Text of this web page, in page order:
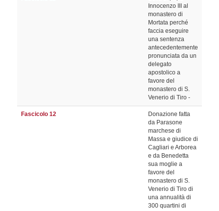
Innocenzo III al
monastero di
Mortata perché
faccia eseguire
una sentenza
antecedentemente
pronunciata da un
delegato
apostolico a
favore del
monastero di S.
Venerio di Tiro -
Fascicolo 12
Donazione fatta
da Parasone
marchese di
Massa e giudice di
Cagliari e Arborea
e da Benedetta
sua moglie a
favore del
monastero di S.
Venerio di Tiro di
una annualità di
300 quartini di